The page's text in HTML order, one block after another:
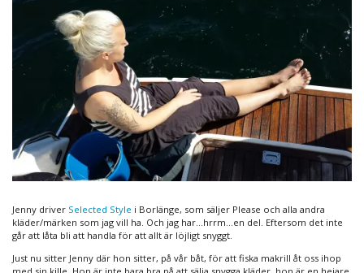
Jenny driver Selected Style i Borlänge, som säljer Please och alla andra
kläder/märken som jag vill ha. Och jag har…hrrm…en del. Eftersom det inte
går att låta bli att handla för att allt är löjligt snyggt.
Just nu sitter Jenny där hon sitter, på vår båt, för att fiska makrill åt oss ihop